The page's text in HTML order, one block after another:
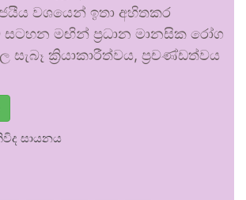
වශයෙන් ඉතා අහිතකර
මඟින් ප්‍රධාන මානසික රෝග
ක්‍රියාකාරීත්වය, ප්‍රචණ්ඩත්වය
සායනය